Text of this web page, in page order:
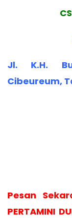
Jl. K.H.
Cibeureum,
Pesan
PERTAMINI